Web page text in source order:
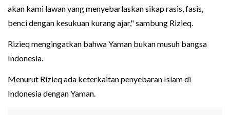
akan kami lawan yang menyebarlaskan sikap rasis, fasis,
benci dengan kesukuan kurang ajar," sambung Rizieq.
Rizieq mengingatkan bahwa Yaman bukan musuh bangsa
Indonesia.
Menurut Rizieq ada keterkaitan penyebaran Islam di
Indonesia dengan Yaman.